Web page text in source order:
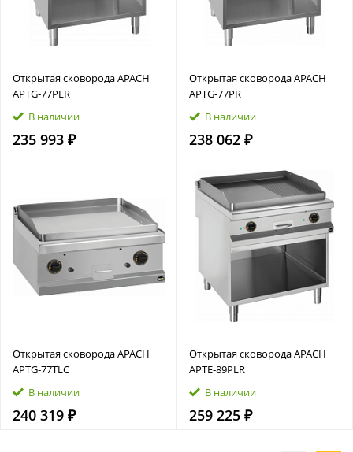
Открытая сковорода APACH
APTG‑77PLR
В наличии
235 993 ₽
Открытая сковорода APACH
APTG‑77PR
В наличии
238 062 ₽
Открытая сковорода APACH
APTG‑77TLC
В наличии
240 319 ₽
Открытая сковорода APACH
APTE‑89PLR
В наличии
259 225 ₽